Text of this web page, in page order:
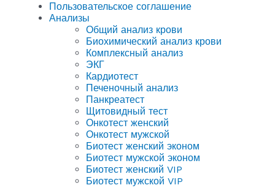
Пользовательское соглашение
Анализы
Общий анализ крови
Биохимический анализ крови
Комплексный анализ
ЭКГ
Кардиотест
Печеночный анализ
Панкреатест
Щитовидный тест
Онкотест женский
Онкотест мужской
Биотест женский эконом
Биотест мужской эконом
Биотест женский VIP
Биотест мужской VIP